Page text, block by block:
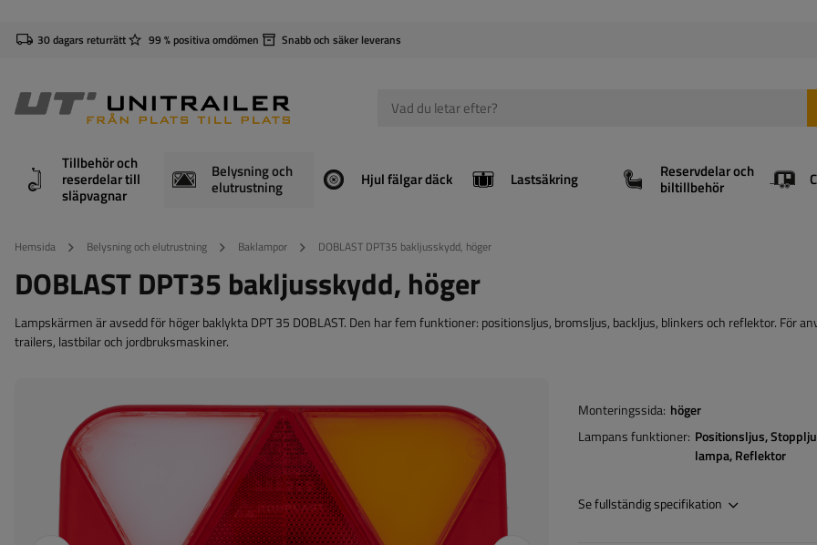
30 dagars returrätt 99 % positiva omdömen Snabb och säker leverans
Tillbehör och
reserdelar till
släpvagnar
Belysning och
elutrustning Hjul fälgar däck Lastsäkring Reservdelar och
biltillbehör
Hemsida Belysning och elutrustning Baklampor DOBLAST DPT35 bakljusskydd, höger
DOBLAST DPT35 bakljusskydd, höger
Lampskärmen är avsedd för höger baklykta DPT 35 DOBLAST. Den har fem funktioner: positionsljus, bromsljus, backljus, blinkers och reflektor. För
trailers, lastbilar och jordbruksmaskiner.
Monteringssida höger
Lampans funktioner Positionsljus
lampa Reflektor
Se fullständig specifikation